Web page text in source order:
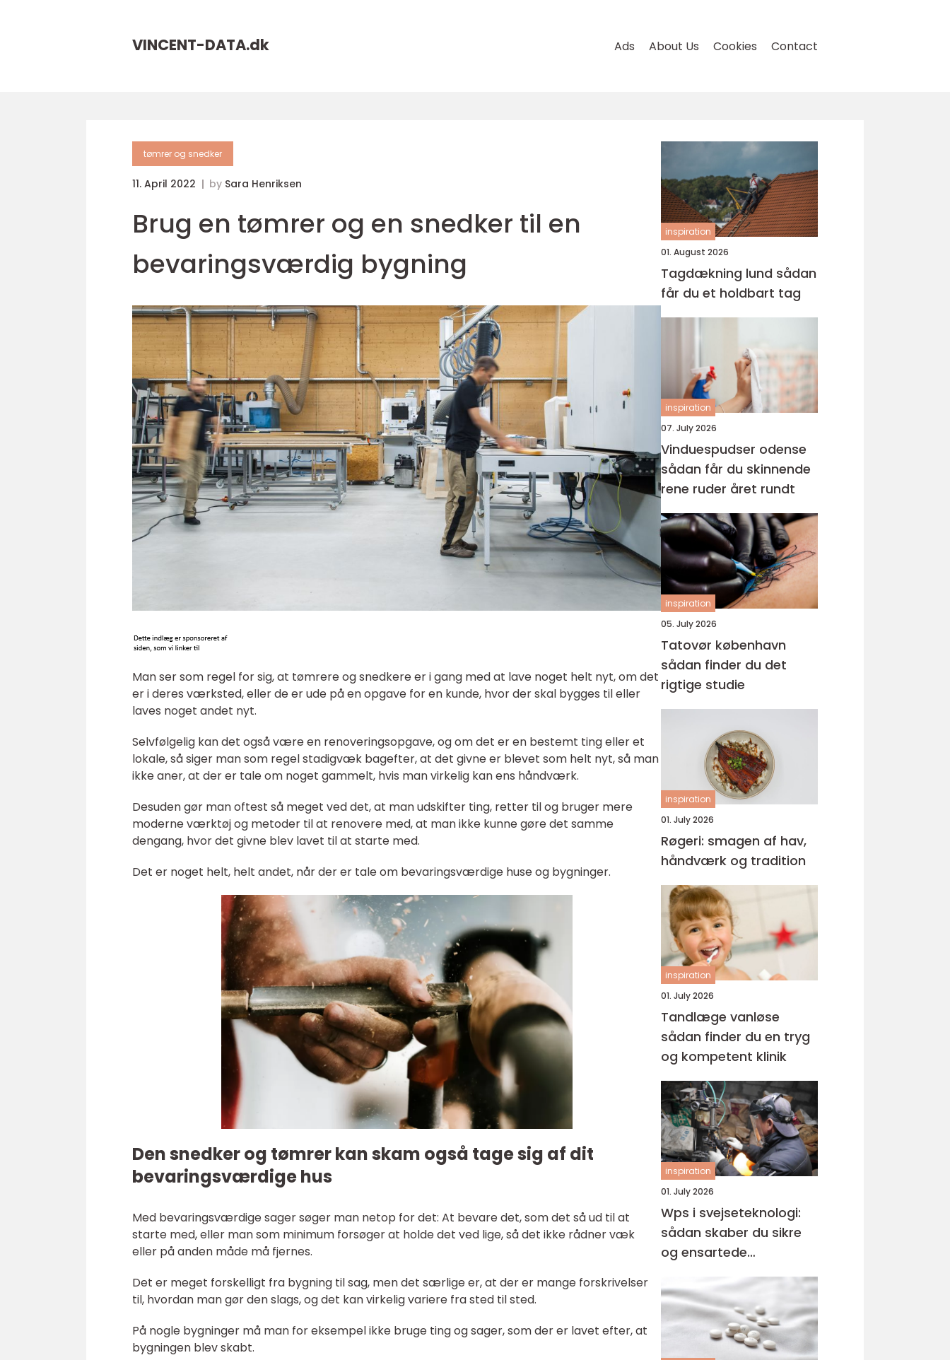
VINCENT-DATA.dk Ads About Us Cookies Contact
tømrer og snedker
11. April 2022 by Sara Henriksen
Brug en tømrer og en snedker til en
bevaringsværdig bygning
Man ser som regel for sig, at tømrere og snedkere er i gang med at lave noget helt nyt, om det
er i deres værksted, eller de er ude på en opgave for en kunde, hvor der skal bygges til eller
laves noget andet nyt.
Selvfølgelig kan det også være en renoveringsopgave, og om det er en bestemt ting eller et
lokale, så siger man som regel stadigvæk bagefter, at det givne er blevet som helt nyt, så man
ikke aner, at der er tale om noget gammelt, hvis man virkelig kan ens håndværk.
Desuden gør man oftest så meget ved det, at man udskifter ting, retter til og bruger mere
moderne værktøj og metoder til at renovere med, at man ikke kunne gøre det samme
dengang, hvor det givne blev lavet til at starte med.
Det er noget helt, helt andet, når der er tale om bevaringsværdige huse og bygninger.
Den snedker og tømrer kan skam også tage sig af dit
bevaringsværdige hus
Med bevaringsværdige sager søger man netop for det: At bevare det, som det så ud til at
starte med, eller man som minimum forsøger at holde det ved lige, så det ikke rådner væk
eller på anden måde må fjernes.
Det er meget forskelligt fra bygning til sag, men det særlige er, at der er mange forskrivelser
til, hvordan man gør den slags, og det kan virkelig variere fra sted til sted.
På nogle bygninger må man for eksempel ikke bruge ting og sager, som der er lavet efter, at
bygningen blev skabt.
inspiration
01. August 2026
Tagdækning lund sådan
får du et holdbart tag
inspiration
07. July 2026
Vinduespudser odense
sådan får du skinnende
rene ruder året rundt
inspiration
05. July 2026
Tatovør københavn
sådan finder du det
rigtige studie
inspiration
01. July 2026
Røgeri: smagen af hav,
håndværk og tradition
inspiration
01. July 2026
Tandlæge vanløse
sådan finder du en tryg
og kompetent klinik
inspiration
01. July 2026
Wps i svejseteknologi:
sådan skaber du sikre
og ensartede